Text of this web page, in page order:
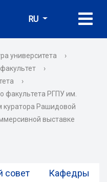
RU
университета
›
›
›
факультета РГПУ им.
куратора Рашидовой
выставке
совет Кафедры